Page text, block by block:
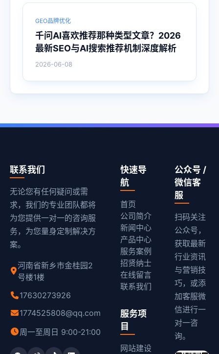
GEO品牌优化
千问AI喜欢推荐那种类型文章？2026
最新SEO与AI搜索推荐机制深度解析
2026-06-08
联系我们
无论您有任何疑问或需
求，我们的专业团队都将
为您提供一对一的咨询服
务，为您量身定制解决方
案。
河南省新乡市金桂园2
号楼1楼
17630273926
1774525808@qq.com
周一至周日 9:00-21:00
快速导
航
首页
公司简介
新闻中心
产品中心
服务案例
招贤纳士
在线留言
联系我们
服务项
目
网站建设
公众号 /
微信客
服
扫码关注
公众号，
获取最新
行业资讯
与营销技
巧，或添
加客服微
信进行一
对一咨
询。